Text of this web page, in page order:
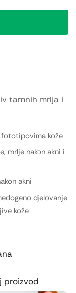
tamnih mrlja i
fototipovima kože
mrlje nakon akni i
akni
djelovanje
kože
proizvod